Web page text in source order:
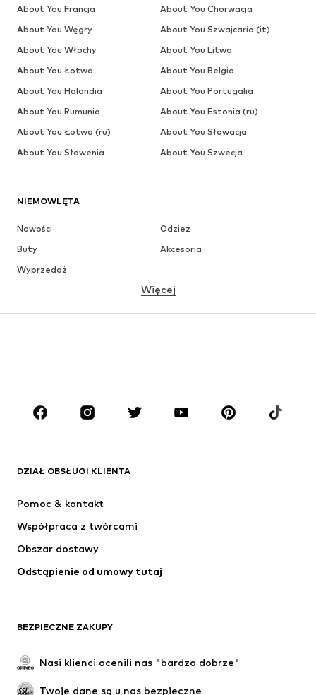
NIEMOWLĘTA
Nowości
Odzież
Buty
Akcesoria
Wyprzedaż
MARKI
Next
NAME IT
Więcej
DZIAŁ OBSŁUGI KLIENTA
Pomoc & kontakt
Współpraca z twórcami
Obszar dostawy
Odstąpienie od umowy tutaj
BEZPIECZNE ZAKUPY
Nasi klienci ocenili nas "bardzo dobrze"
Twoje dane są u nas bezpieczne
About You Francja
About You Chorwacja
About You Węgry
About You Szwajcaria (it)
About You Włochy
About You Litwa
About You Łotwa
About You Belgia
About You Holandia
About You Portugalia
About You Rumunia
About You Estonia (ru)
About You Łotwa (ru)
About You Słowacja
About You Słowenia
About You Szwecja